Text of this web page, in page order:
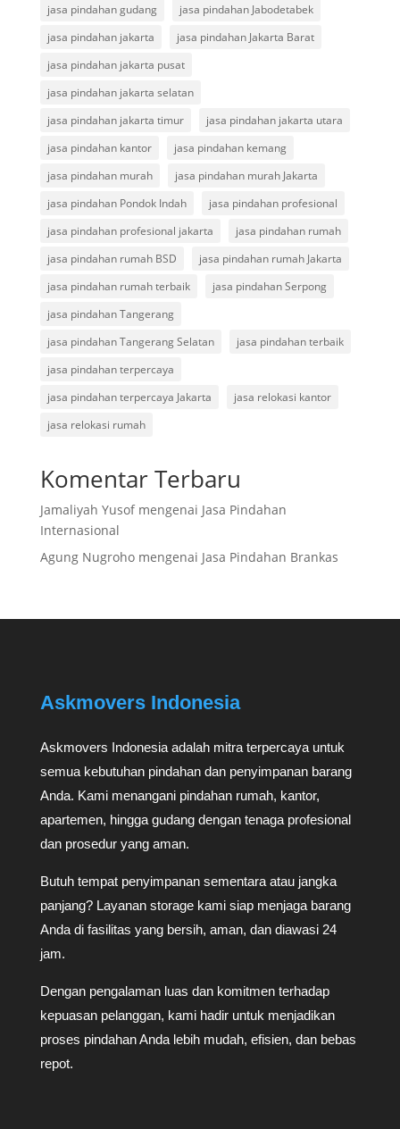
jasa pindahan gudang
jasa pindahan Jabodetabek
jasa pindahan jakarta
jasa pindahan Jakarta Barat
jasa pindahan jakarta pusat
jasa pindahan jakarta selatan
jasa pindahan jakarta timur
jasa pindahan jakarta utara
jasa pindahan kantor
jasa pindahan kemang
jasa pindahan murah
jasa pindahan murah Jakarta
jasa pindahan Pondok Indah
jasa pindahan profesional
jasa pindahan profesional jakarta
jasa pindahan rumah
jasa pindahan rumah BSD
jasa pindahan rumah Jakarta
jasa pindahan rumah terbaik
jasa pindahan Serpong
jasa pindahan Tangerang
jasa pindahan Tangerang Selatan
jasa pindahan terbaik
jasa pindahan terpercaya
jasa pindahan terpercaya Jakarta
jasa relokasi kantor
jasa relokasi rumah
Komentar Terbaru
Jamaliyah Yusofmengenai Jasa Pindahan
Internasional
Agung Nugrohomengenai Jasa Pindahan Brankas
Askmovers Indonesia
Askmovers Indonesia adalah mitra terpercaya untuk
semua kebutuhan pindahan dan penyimpanan barang
Anda. Kami menangani pindahan rumah, kantor,
apartemen, hingga gudang dengan tenaga profesional
dan prosedur yang aman.
Butuh tempat penyimpanan sementara atau jangka
panjang? Layanan storage kami siap menjaga barang
Anda di fasilitas yang bersih, aman, dan diawasi 24
jam.
Dengan pengalaman luas dan komitmen terhadap
kepuasan pelanggan, kami hadir untuk menjadikan
proses pindahan Anda lebih mudah, efisien, dan bebas
repot.